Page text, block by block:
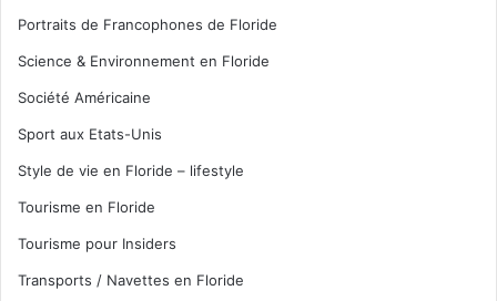
Portraits de Francophones de Floride
Science & Environnement en Floride
Société Américaine
Sport aux Etats-Unis
Style de vie en Floride – lifestyle
Tourisme en Floride
Tourisme pour Insiders
Transports / Navettes en Floride